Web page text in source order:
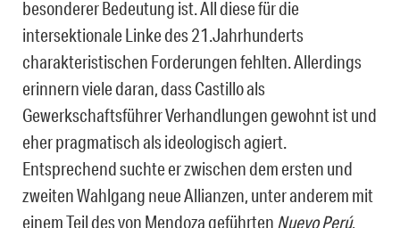
besonderer Bedeutung ist. All diese für die
intersektionale Linke des 21.Jahrhunderts
charakteristischen Forderungen fehlten. Allerdings
erinnern viele daran, dass Castillo als
Gewerkschaftsführer Verhandlungen gewohnt ist und
eher pragmatisch als ideologisch agiert.
Entsprechend suchte er zwischen dem ersten und
zweiten Wahlgang neue Allianzen, unter anderem mit
einem Teil des von Mendoza geführten Nuevo Perú,